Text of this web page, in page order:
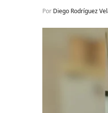
Por Diego Rodríguez